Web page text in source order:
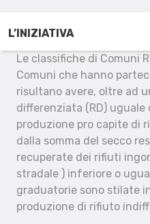
L’INIZIATIVA
Le classifiche di Comuni
Comuni che hanno
risultano avere, oltre ad
differenziata (RD) uguale
produzione pro capite di
dalla somma del secco
recuperate dei rifiuti
stradale ) inferiore o
graduatorie sono stilate
produzione di rifiuto